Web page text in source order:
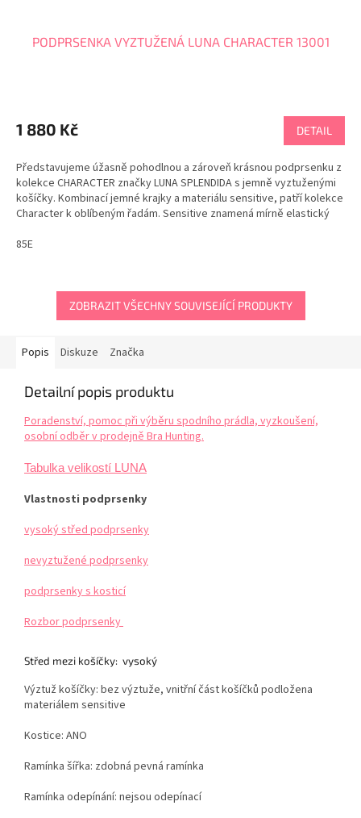
PODPRSENKA VYZTUŽENÁ LUNA CHARACTER 13001
1 880 Kč DETAIL
Představujeme úžasně pohodlnou a zároveň krásnou podprsenku z
kolekce CHARACTER značky LUNA SPLENDIDA s jemně vyztuženými
košíčky. Kombinací jemné krajky a materiálu sensitive, patří kolekce
Character k oblíbeným řadám. Sensitive znamená mírně elastický
85E
ZOBRAZIT VŠECHNY SOUVISEJÍCÍ PRODUKTY
Popis Diskuze Značka
Detailní popis produktu
Poradenství, pomoc při výběru spodního prádla, vyzkoušení,
osobní odběr v prodejně Bra Hunting.
Tabulka velikostí LUNA
Vlastnosti podprsenky
vysoký střed podprsenky
nevyztužené podprsenky
podprsenky s kosticí
Rozbor podprsenky
Střed mezi košíčky: vysoký
Výztuž košíčky: bez výztuže, vnitřní část košíčků podložena
materiálem sensitive
Kostice: ANO
Ramínka šířka: zdobná pevná ramínka
Ramínka odepínání: nejsou odepínací